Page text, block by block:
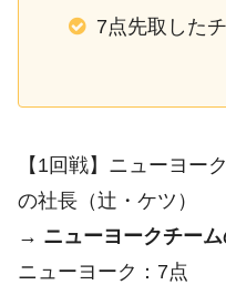
7点先取した
【1回戦】ニューヨー
の社長（辻・ケツ）
→ ニューヨークチーム
ニューヨーク：7点